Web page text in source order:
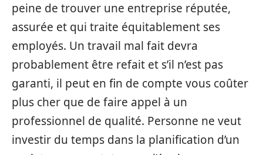
peine de trouver une entreprise réputée,
assurée et qui traite équitablement ses
employés. Un travail mal fait devra
probablement être refait et s’il n’est pas
garanti, il peut en fin de compte vous coûter
plus cher que de faire appel à un
professionnel de qualité. Personne ne veut
investir du temps dans la planification d’un